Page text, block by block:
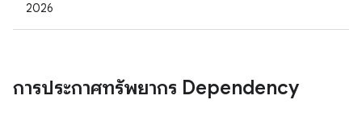
2026
การประกาศทรัพยากร Dependency